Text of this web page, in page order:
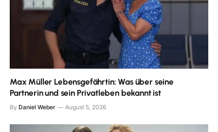
Max Müller Lebensgefährtin: Was über seine
Partnerin und sein Privatleben bekannt ist
By Daniel Weber August 5, 2026